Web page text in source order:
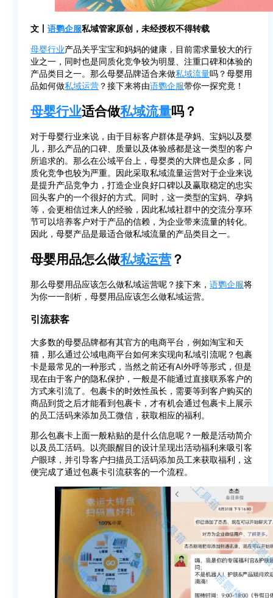
文丨 语鹦企服私域管家原创，未经授权不得转载
母婴行业产品关乎宝宝和妈妈的健康，目前需求量较大的行
业之一，同时也是同质化竞争较为明显、注重口碑和体验的
产品类目之一。那么母婴品牌适合来做私域流量吗？母婴用
品如何做私域运营 ？接下来将由语鹦企服带你一探究竟！
母婴行业适合做私域流量吗？
对于母婴行业来说，由于目标客户群体是孕妈、宝妈以及婴
儿，那么产品的口碑、质量以及体验感都是这一类型的客户
所追求的。那么在公域平台上，母婴类的大牌也是众多，同
质化竞争也较为严重。因此采取私域流量运营对于企业来说
是提升产品竞争力，打造企业良好口碑以及赢取稳定的忠实
回头客户的一个很好的方式。同时，这一类型的宝妈、孕妈
等，会更相信过来人的经验，因此私域社群中的交流分享环
节可以培养客户对于产品的信赖，为企业带来流量的转化。
因此，母婴产品是最适合做私域流量的产品类目之一。
母婴用品怎么做私域运营？
那么母婴用品应该怎么做私域运营呢？接下来， 语鹦企服将
为你一一剖析，母婴用品应该怎么做私域运营。
引流获客
大多数的母婴品牌都有其官方的电商平台，例如淘宝和天
猫，那么通过公域电商平台如何来实现向私域引流呢？包裹
卡是最常见的一种形式，当然之前还有AI外呼等形式，但是
现在由于客户的隐私保护，一般是不能通过直接联系客户的
方式来引流了。包裹卡的时效性虽长，需要等到客户购买的
商品到货之后才能看到包裹卡，才有机会通过包裹卡上展示
的员工活码来添加员工微信，获取相应的福利。
那么包裹卡上面一般粘贴的是什么信息呢？一般是活动简介
以及员工活码。以亮眼醒目的设计呈现出活动福利来吸引客
户眼球，并引导客户扫描员工活码添加员工来获取福利，这
便完成了通过包裹卡引流获客的一个流程。